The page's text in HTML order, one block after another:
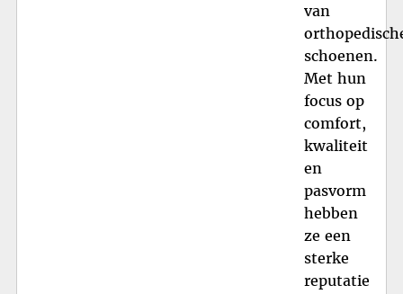
van
schoenen.
Met hun
focus op
comfort,
kwaliteit
en
pasvorm
hebben
ze een
sterke
reputatie